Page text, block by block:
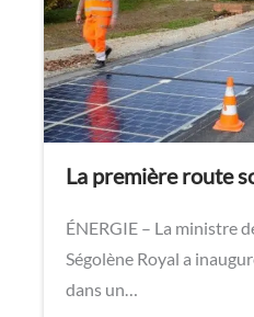
La première route
ÉNERGIE – La ministre
Ségolène Royal a
dans un…